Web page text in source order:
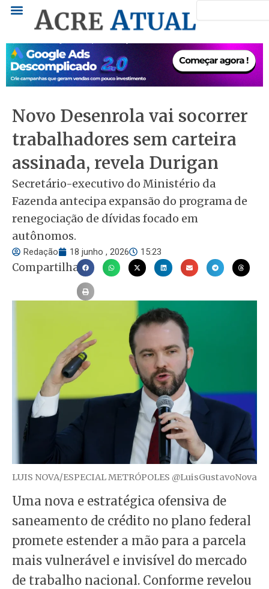
conteúdo
Novo Desenrola vai socorrer
trabalhadores sem carteira
assinada, revela Durigan
Secretário-executivo do Ministério da
Fazenda antecipa expansão do programa de
renegociação de dívidas focado em
autônomos.
Redação 18 junho , 2026 15:23
Compartilhar
LUIS NOVA/ESPECIAL METRÓPOLES @LuisGustavoNova
Uma nova e estratégica ofensiva de
saneamento de crédito no plano federal
promete estender a mão para a parcela
mais vulnerável e invisível do mercado
de trabalho nacional. Conforme revelou